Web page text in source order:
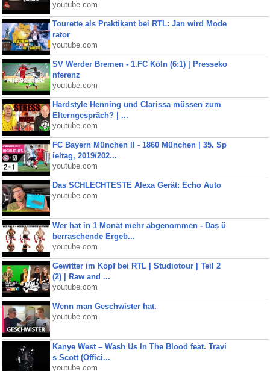
youtube.com
Tourette als Praktikant bei RTL: Jan wird Mode
rator
youtube.com
SV Werder Bremen - 1.FC Köln (6:1) | Presseko
nferenz
youtube.com
Hardstyle Henning und Clarissa müssen zum
Elterngespräch? | ...
youtube.com
FC Bayern München II - 1860 München | 35. Sp
ieltag, 2019/202...
youtube.com
Das SCHLECHTESTE Alexa Gerät: Echo Auto
youtube.com
Wer hat in 1 Monat mehr abgenommen - Das ü
berraschende Ergeb...
youtube.com
Gewitter im Kopf bei RTL | Studiotour | Teil 2
(2) | Raw and ...
youtube.com
Wenn man Geschwister hat.
youtube.com
Kanye West – Wash Us In The Blood feat. Travi
s Scott (Offici...
youtube.com